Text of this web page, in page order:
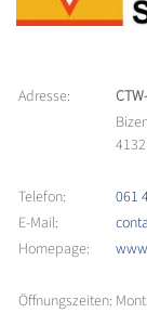
Adresse:
Telefon:
061
E-Mail:
Homepage:
Öffnungszeiten: